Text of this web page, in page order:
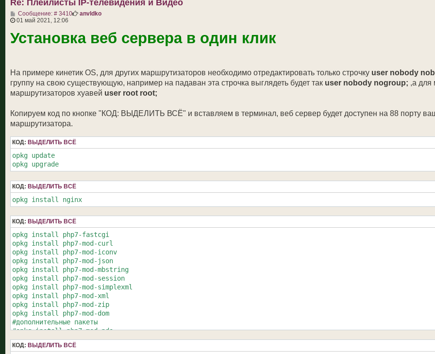
$i++;
$tvglogo = str_replace(":","_",$tvglogo);
$tvglogo = str_replace("_.png",".png",$tvglogo);
$tvglogouri = "http://homerouter.cpe:88/i/$tvg_name.png";
if ($tvg_logo !== ""){$tvg_logos = "tvg-logo=\"$tvglogouri\"";}else{$tvg_logos = "";}
if ($tvg_name !== ""){$tvg_names = "tvg-name=\"$tvg_name\"";}else{$tvg_names = "";}
if ($tvg_id !== ""){$tvg_ids = "tvg-id=\"$tvg_id\"";}else{$tvg_ids = "";}
/*$EXTVLCOPT = "#EXTVLCOPT:http-user-agent=Dalvik\n#EXTVLCOPT:program=$tvg_chno\n";*/
if ($i!=0){$echo = "#EXTINF:-1 aspect-ratio=16:9 $tvg_chnos $tvg_ids $tvg_logos
$echo = str_replace("  "," ", $echo);
echo $echo;
}
exit();
?>
Re: Плейлисты IP-телевидения и Видео
Сообщение: # 3410С
б
щ
anvldko
01 май 2021, 12:06
Установка веб сервера в один клик
На примере кинетик OS, для других маршрутизаторов необходимо отредактировать только строчку user nobody
группу на свою существующую, например на падаван эта строчка выглядеть будет так user nobody nogroup; ,а для
маршрутизаторов хуавей user root root;
Копируем код по кнопке "КОД: ВЫДЕЛИТЬ ВСЁ" и вставляем в терминал, веб сервер будет доступен на 88 порту
маршрутизатора.
КОД: ВЫДЕЛИТЬ ВСЁ
opkg update
opkg upgrade
КОД: ВЫДЕЛИТЬ ВСЁ
opkg install nginx
КОД: ВЫДЕЛИТЬ ВСЁ
opkg install php7-fastcgi
opkg install php7-mod-curl
opkg install php7-mod-iconv
opkg install php7-mod-json
opkg install php7-mod-mbstring
opkg install php7-mod-session
opkg install php7-mod-simplexml
opkg install php7-mod-xml
opkg install php7-mod-zip
opkg install php7-mod-dom
#дополнительные пакеты
#opkg install php7-mod-pdo
КОД: ВЫДЕЛИТЬ ВСЁ